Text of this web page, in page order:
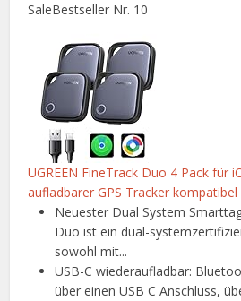
SaleBestseller Nr. 10
UGREEN FineTrack Duo 4 Pack für
aufladbarer GPS Tracker kompatibel
Neuester Dual System
Duo ist ein dual-
sowohl mit...
USB-C wiederaufladbar:
über einen USB C Anschluss,